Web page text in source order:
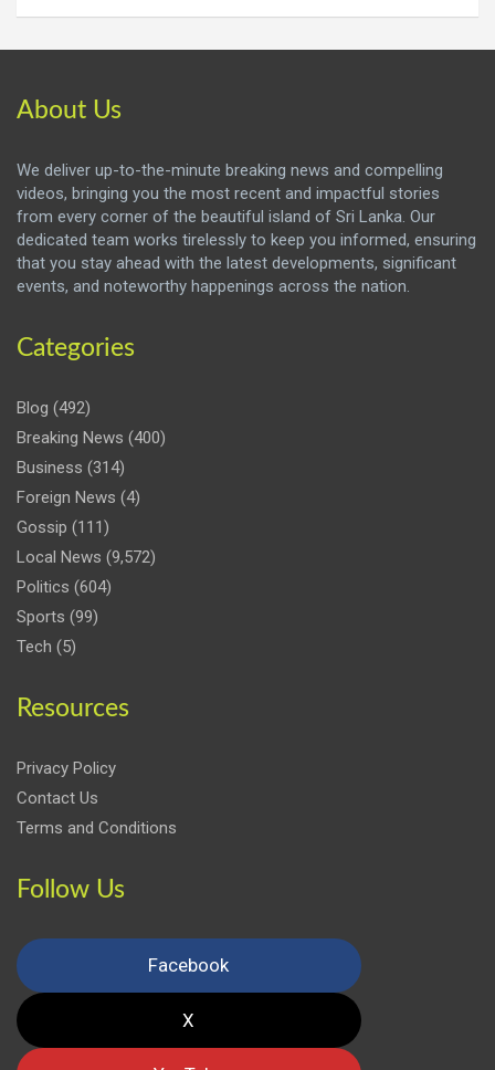
About Us
We deliver up-to-the-minute breaking news and compelling
videos, bringing you the most recent and impactful stories
from every corner of the beautiful island of Sri Lanka. Our
dedicated team works tirelessly to keep you informed, ensuring
that you stay ahead with the latest developments, significant
events, and noteworthy happenings across the nation.
Categories
Blog (492)
Breaking News (400)
Business (314)
Foreign News (4)
Gossip (111)
Local News (9,572)
Politics (604)
Sports (99)
Tech (5)
Resources
Privacy Policy
Contact Us
Terms and Conditions
Follow Us
Facebook
X